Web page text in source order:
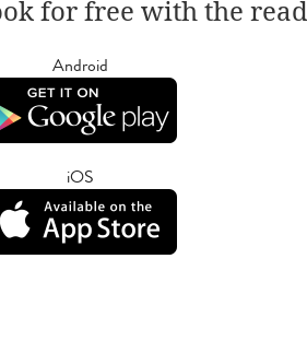
for free with the
Android
iOS